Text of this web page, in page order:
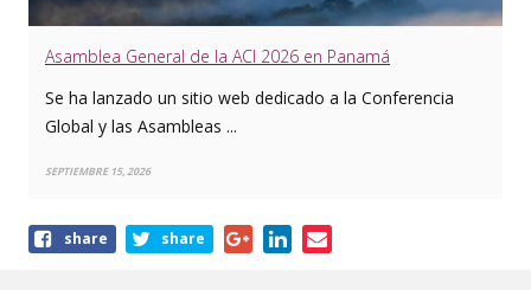
Asamblea General de la ACI 2026 en Panamá
Se ha lanzado un sitio web dedicado a la Conferencia
Global y las Asambleas ...
SEPTIEMBRE 15, 2026
Shareshare share